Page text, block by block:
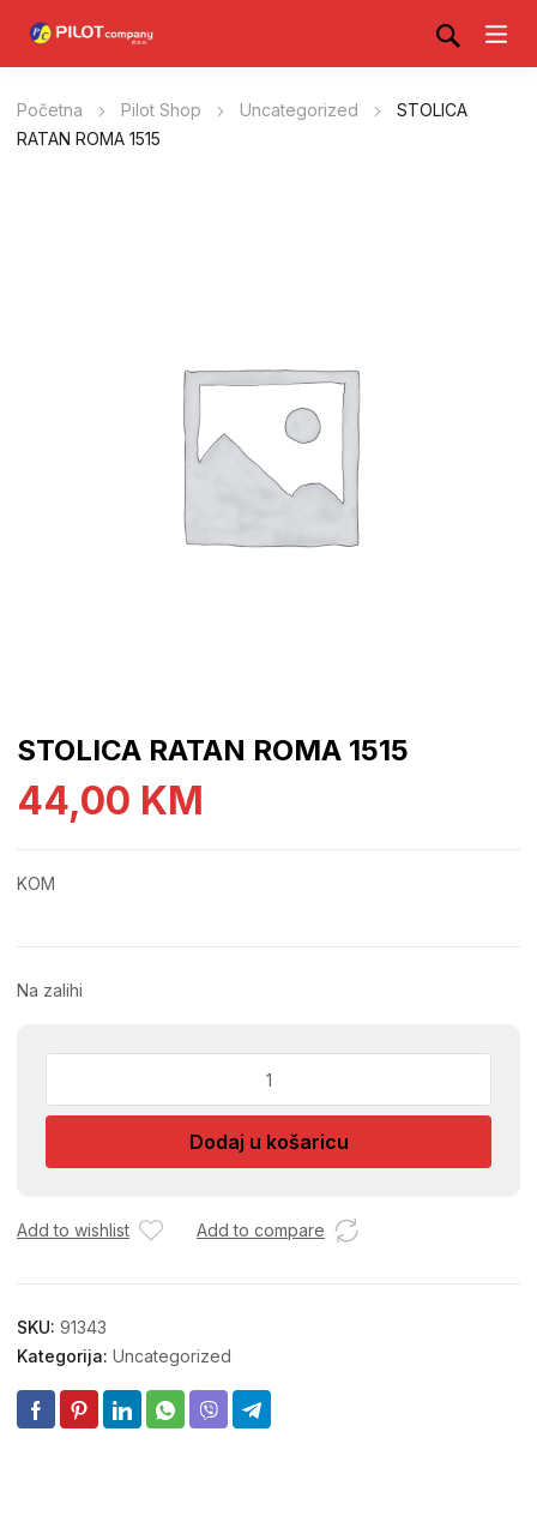
Početna Pilot Shop Uncategorized
STOLICA
RATAN ROMA 1515
STOLICA RATAN ROMA 1515
44,00 KM
KOM
Na zalihi
ROMA
količina
Dodaj u košaricu
Add to wishlist Add to compare
SKU: 91343
Kategorija: Uncategorized